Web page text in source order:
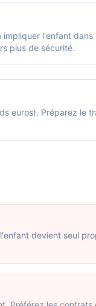
l'enfant
plus de sécurité.
euros). Préparez le
devient seul